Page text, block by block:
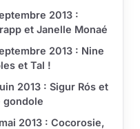
2013 :
et Janelle Monaé
2013 : Nine
et Tal !
2013 : Sigur Rós et
gondole
2013 : Cocorosie,